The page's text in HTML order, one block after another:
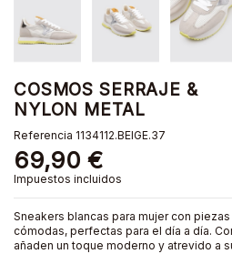
COSMOS SERRAJE &
NYLON METAL
Referencia 1134112.BEIGE.37
69,90 €
Impuestos incluidos
Sneakers blancas para mujer con
cómodas, perfectas para el día a día.
añaden un toque moderno y atrevido a